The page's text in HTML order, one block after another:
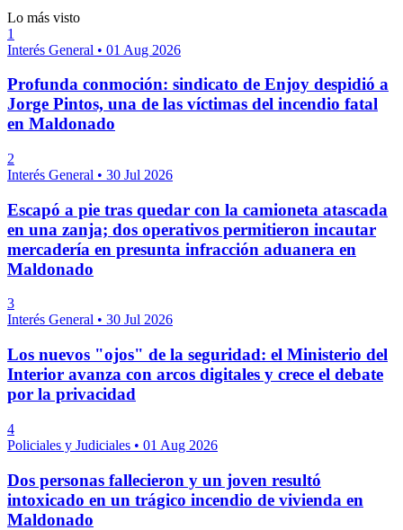
Lo más visto
1
Interés General • 01 Aug 2026
Profunda conmoción: sindicato de Enjoy despidió a
Jorge Pintos, una de las víctimas del incendio fatal
en Maldonado
2
Interés General • 30 Jul 2026
Escapó a pie tras quedar con la camioneta atascada
en una zanja; dos operativos permitieron incautar
mercadería en presunta infracción aduanera en
Maldonado
3
Interés General • 30 Jul 2026
Los nuevos "ojos" de la seguridad: el Ministerio del
Interior avanza con arcos digitales y crece el debate
por la privacidad
4
Policiales y Judiciales • 01 Aug 2026
Dos personas fallecieron y un joven resultó
intoxicado en un trágico incendio de vivienda en
Maldonado